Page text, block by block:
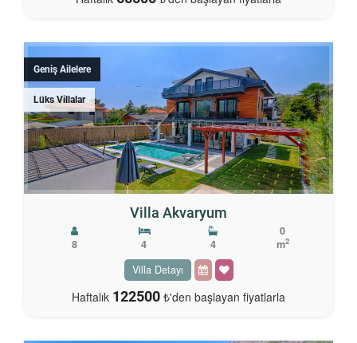
Geniş Ailelere
Lüks Villalar
Villa Akvaryum
8 4 4
0
m2
Villa Detayı
Haftalık 122500 ₺'den başlayan fiyatlarla